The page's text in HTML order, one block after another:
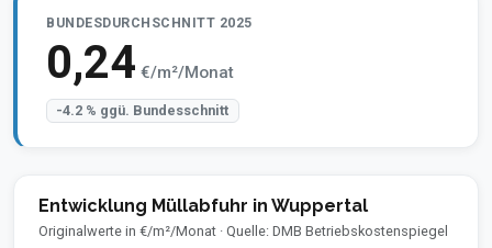
BUNDESDURCHSCHNITT 2025
0,24 €/m²/Monat
-4.2 % ggü. Bundesschnitt
Entwicklung Müllabfuhr in Wuppertal
Originalwerte in €/m²/Monat · Quelle: DMB Betriebskostenspiegel